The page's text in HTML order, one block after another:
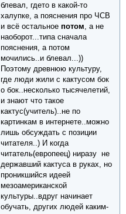
блевал, гдето в какой-то
халупке, а пояснения про ЧСВ
и всё остальное потом, а не
наоборот...типа сначала
пояснения, а потом
мочились..и блевал...))
Поэтому древнюю культуру,
где люди жили с кактусом бок
о бок..несколько тысячелетий,
и знают что такое
кактус(учитель)..не по
картинкам в интернете..можно
лишь обсуждать с позиции
читателя..) И когда
читатель(европеец) ниразу не
державший кактуса в руках, но
проникшийся идеей
мезоамериканской
культуры..вдруг начинает
обучать, других людей каким-